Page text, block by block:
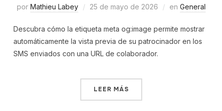
por Mathieu Labey 25 de mayo de 2026 en General
Descubra cómo la etiqueta meta og:image permite mostrar
automáticamente la vista previa de su patrocinador en los
SMS enviados con una URL de colaborador.
LEER MÁS